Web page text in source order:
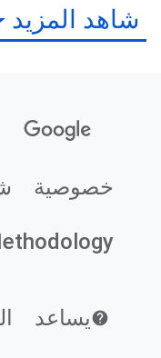
شاهد المزيد
خصوصية
يساعد